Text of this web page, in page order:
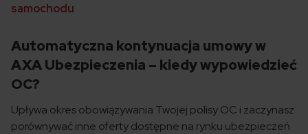
samochodu
Automatyczna kontynuacja umowy w
AXA Ubezpieczenia – kiedy wypowiedzieć
OC?
Upływa okres obowiązywania Twojej polisy OC i zaczynasz
porównywać inne oferty dostępne na rynku ubezpieczeń